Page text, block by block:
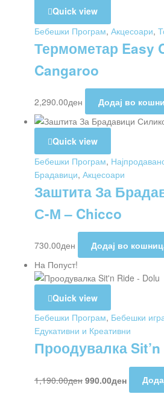
Quick view
Бебешки Програм, Акцесоари,
Термометар Easy
Cangaroo
2,290.00ден Додај во
Quick view
Бебешки Програм,
Брадавици, Акцесоари
Заштита За
С-М – Chicco
730.00ден
Додај во
На Попуст!
Quick view
Бебешки Програм, Бебешки
Едукативни и Креативни
Проодувалка
1,190.00ден 990.00ден